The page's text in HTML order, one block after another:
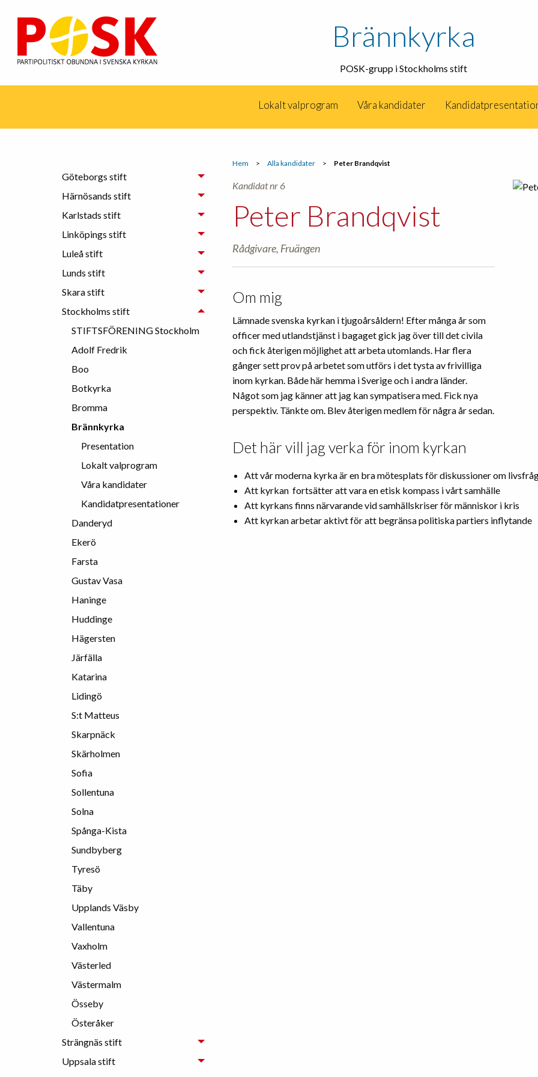
Brännkyrka
POSK-grupp i Stockholms stift
Lokalt valprogram Våra kandidater
Hem > Alla kandidater > Peter Brandqvist
Kandidat nr 6
Peter Brandqvist
Rådgivare, Fruängen
Om mig
Lämnade svenska kyrkan i tjugoårsåldern! Efter många år som
officer med utlandstjänst i bagaget gick jag över till det civila
och fick återigen möjlighet att arbeta utomlands. Har flera
gånger sett prov på arbetet som utförs i det tysta av frivilliga
inom kyrkan. Både här hemma i Sverige och i andra länder.
Något som jag känner att jag kan sympatisera med. Fick nya
perspektiv. Tänkte om. Blev återigen medlem för några år sedan.
Det här vill jag verka för inom kyrkan
Att vår moderna kyrka är en bra mötesplats för diskussioner om
Att kyrkan fortsätter att vara en etisk kompass i vårt samhälle
Att kyrkans finns närvarande vid samhällskriser för människor i kris
Att kyrkan arbetar aktivt för att begränsa politiska partiers inflytande
Göteborgs stift
Härnösands stift
Karlstads stift
Linköpings stift
Luleå stift
Lunds stift
Skara stift
Stockholms stift
STIFTSFÖRENING Stockholm
Adolf Fredrik
Boo
Botkyrka
Bromma
Brännkyrka
Presentation
Lokalt valprogram
Våra kandidater
Kandidatpresentationer
Danderyd
Ekerö
Farsta
Gustav Vasa
Haninge
Huddinge
Hägersten
Järfälla
Katarina
Lidingö
S:t Matteus
Skarpnäck
Skärholmen
Sofia
Sollentuna
Solna
Spånga-Kista
Sundbyberg
Tyresö
Täby
Upplands Väsby
Vallentuna
Vaxholm
Västerled
Västermalm
Össeby
Österåker
Strängnäs stift
Uppsala stift